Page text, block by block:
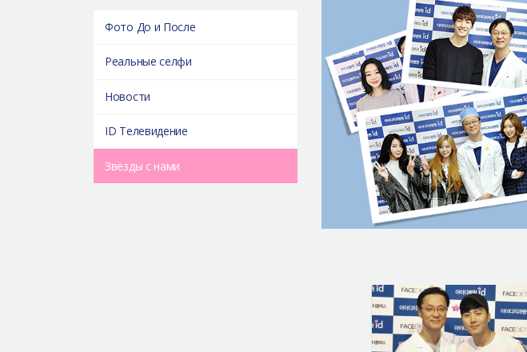
Фото До и После
Реальные селфи
Новости
ID Телевидение
Звёзды с нами